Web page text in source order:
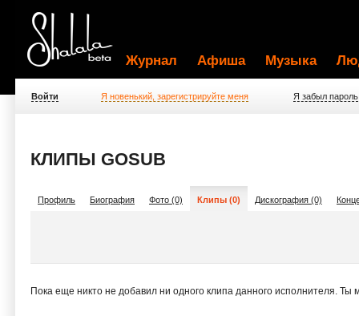
Журнал Афиша Музыка
Войти Я новенький, зарегистрируйте меня Я забыл пароль
КЛИПЫ GOSUB
Профиль Биография Фото (0) Клипы (0) Дискография (0)
Пока еще никто не добавил ни одного клипа данного исполнителя.